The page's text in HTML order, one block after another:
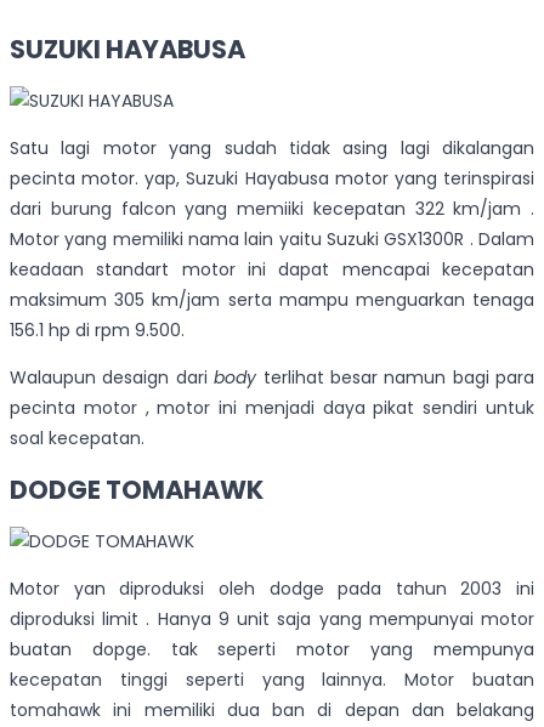
SUZUKI HAYABUSA
Satu lagi motor yang sudah tidak asing lagi dikalangan
pecinta motor. yap, Suzuki Hayabusa motor yang terinspirasi
dari burung falcon yang memiiki kecepatan 322 km/jam .
Motor yang memiliki nama lain yaitu Suzuki GSX1300R . Dalam
keadaan standart motor ini dapat mencapai kecepatan
maksimum 305 km/jam serta mampu menguarkan tenaga
156.1 hp di rpm 9.500.
Walaupun desaign daribody terlihat besar namun bagi para
pecinta motor , motor ini menjadi daya pikat sendiri untuk
soal kecepatan.
DODGE TOMAHAWK
Motor yan diproduksi oleh dodge pada tahun 2003 ini
diproduksi limit . Hanya 9 unit saja yang mempunyai motor
buatan dopge. tak seperti motor yang mempunya
kecepatan tinggi seperti yang lainnya. Motor buatan
tomahawk ini memiliki dua ban di depan dan belakang